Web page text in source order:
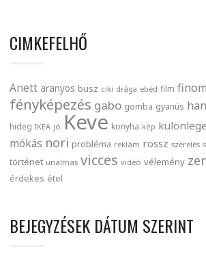
CIMKEFELHŐ
Anett aranyos busz ciki drága ebéd film finom
fényképezés gabo gomba gyanús
hideg IKEA jó Keve konyha kép
mókás nori probléma reklám rossz szerelés
történet unalmas vicces videó vélemény
érdekes étel
BEJEGYZÉSEK DÁTUM SZERINT